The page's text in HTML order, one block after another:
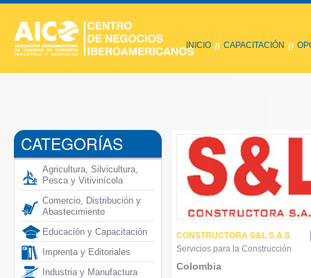
INICIO // CAPACITACIÓN //
CATEGORÍAS
Agricultura, Silvicultura,
Pesca y Vitivinícola
Comercio, Distribución y
Abastecimiento
Educación y Capacitación
Imprenta y Editoriales
Industria y Manufactura
CONSTRUCTORA S&L S.A.S
Servicios para la Construcción
Colombia